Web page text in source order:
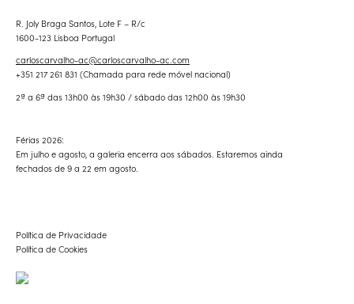
R. Joly Braga Santos, Lote F – R/c
1600-123 Lisboa Portugal
carloscarvalho-ac@carloscarvalho-ac.com
+351 217 261 831 (Chamada para rede móvel nacional)
2ª a 6ª das 13h00 às 19h30 / sábado das 12h00 às 19h30
Férias 2026:
Em julho e agosto, a galeria encerra aos sábados. Estaremos ainda
fechados de 9 a 22 em agosto.
Política de Privacidade
Política de Cookies